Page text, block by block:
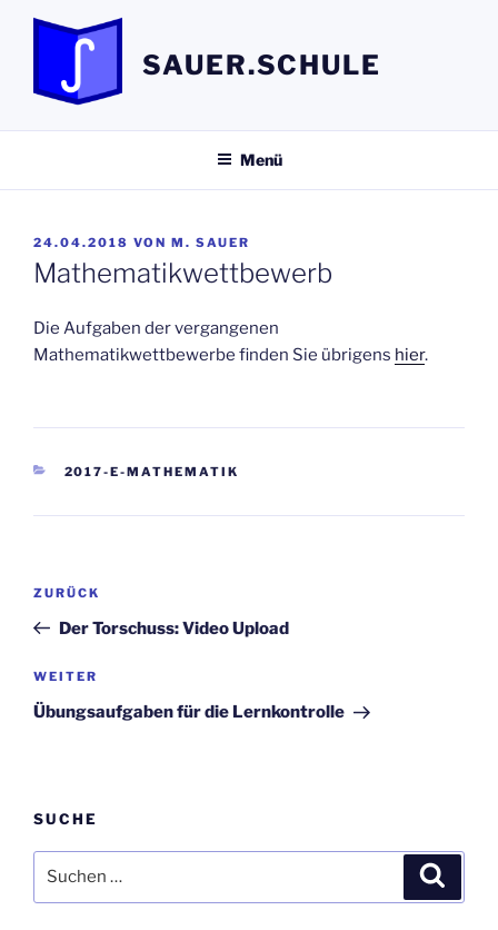
Zum
SAUER.SCHULE
Menü
VERÖFFENTLICHT
AM
24.04.2018 VON M. SAUER
Mathematikwettbewerb
Die Aufgaben der vergangenen
Mathematikwettbewerbe finden Sie übrigens hier.
KATEGORIEN
2017-E-MATHEMATIK
Beitragsnavigation
Vorheriger
Beitrag
ZURÜCK
Der Torschuss: Video Upload
Nächster
Beitrag
WEITER
Übungsaufgaben für die Lernkontrolle
SUCHE
nach: